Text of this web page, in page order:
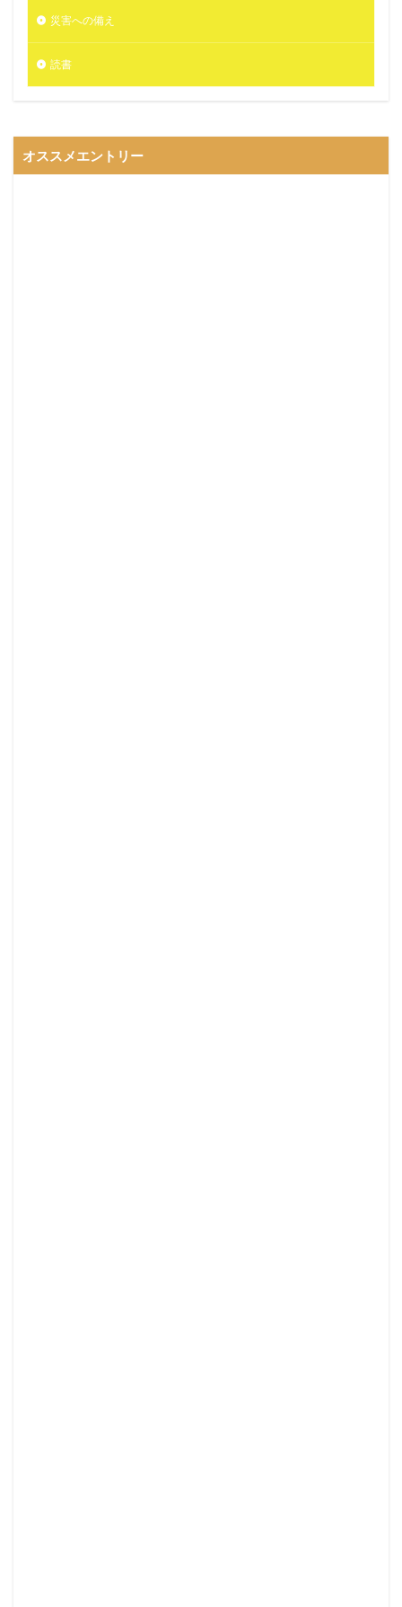
災害への備え
読書
オススメエントリー